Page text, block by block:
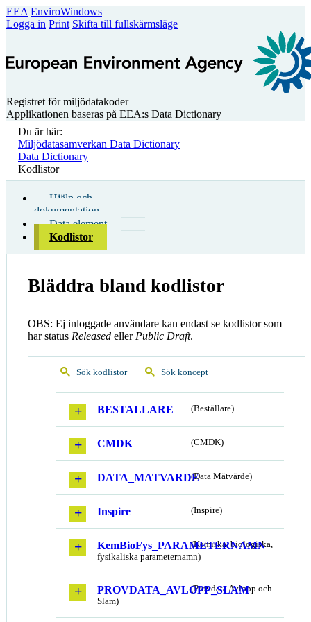
EEA EnviroWindows
Logga in Print Skifta till fullskärmsläge
Registret för miljödatakoder
Applikationen baseras på EEA:s Data Dictionary
Du är här:
Miljödatasamverkan Data Dictionary
Data Dictionary
Kodlistor
Hjälp och
dokumentation
Data element
Kodlistor
Bläddra bland kodlistor
OBS: Ej inloggade användare kan endast se kodlistor som
har status Released eller Public Draft.
Sök kodlistor Sök koncept
BESTALLARE (Beställare)
CMDK (CMDK)
DATA_MATVARDE(Data Mätvärde)
Inspire (Inspire)
KemBioFys_PARAMETERNAMN
(Kemiska, biologiska,
fysikaliska parameternamn)
PROVDATA_AVLOPP_SLAM
(Provdata Avlopp och
Slam)